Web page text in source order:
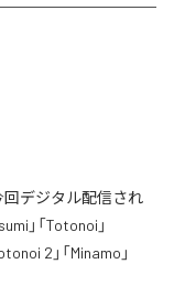
回デジタル配信され
」「Totonoi」
2」「Minamo」